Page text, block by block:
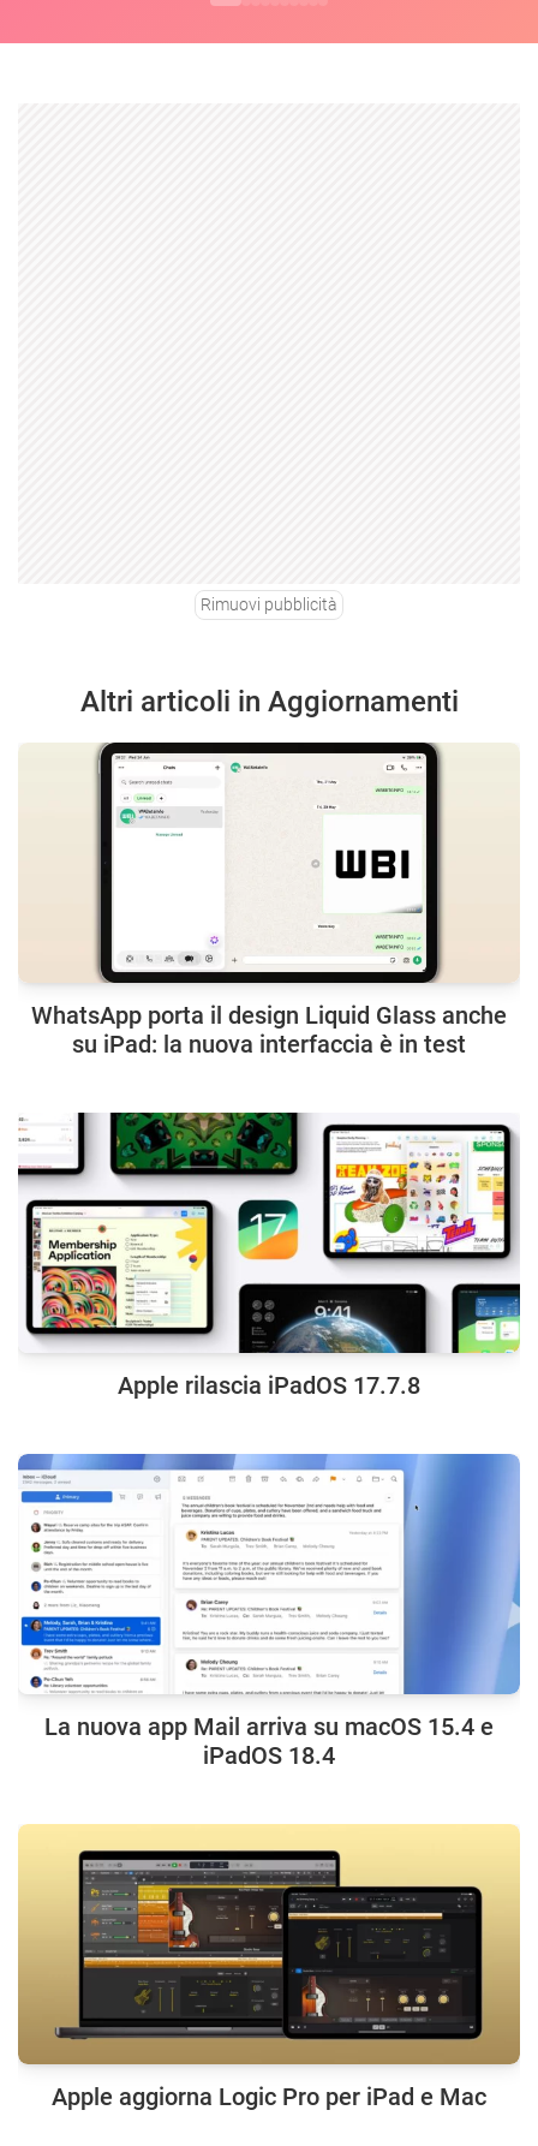
Rimuovi pubblicità
Altri articoli in Aggiornamenti
WhatsApp porta il design Liquid Glass anche
su iPad: la nuova interfaccia è in test
Apple rilascia iPadOS 17.7.8
La nuova app Mail arriva su macOS 15.4 e
iPadOS 18.4
Apple aggiorna Logic Pro per iPad e Mac